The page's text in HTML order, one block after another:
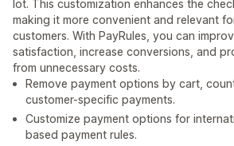
lot. This customization enhances the
making it more convenient and relevant
customers. With PayRules, you can
satisfaction, increase conversions, and
from unnecessary costs.
Remove payment options by cart,
customer-specific payments.
Customize payment options for
based payment rules.